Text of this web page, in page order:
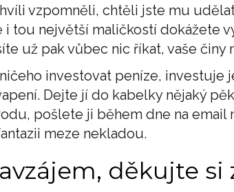
vzpomněli, chtěli jste mu
i tou největší maličkostí dokážete
už pak vůbec nic říkat, vaše činy
investovat peníze, investuje
Dejte jí do kabelky nějaký
pošlete ji během dne na email
meze nekladou.
děkujte si